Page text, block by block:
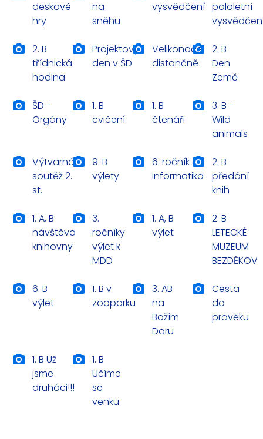
deskové
hry
na
sněhu
vysvědčení pololetní
2. B
třídnická
hodina
Projektový
den v ŠD
Velikonoce
distančně
2. B
Den
Země
ŠD -
Orgány
1. B
cvičení
1. B
čtenáři
3. B -
Wild
animals
Výtvarná
soutěž 2.
st.
9. B
výlety
6. ročník
informatika
2. B
předání
knih
1. A, B
návštěva
knihovny
3.
ročníky
výlet k
MDD
1. A, B
výlet
2. B
LETECKÉ
MUZEUM
BEZDĚKOV
6. B
výlet
1. B v
zooparku
3. AB
na
Božím
Daru
Cesta
do
pravěku
1. B Už
jsme
druháci!!!
1. B
Učíme
se
venku